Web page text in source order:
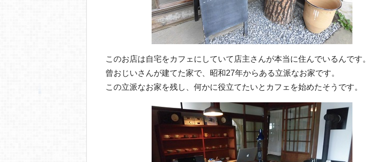
このお店は自宅をカフェにしていて店主さんが本当に住んでいるんです。
曾おじいさんが建てた家で、昭和27年からある立派なお家です。
この立派なお家を残し、何かに役立てたいとカフェを始めたそうです。